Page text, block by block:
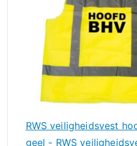
RWS veiligheidsvest
geel - RWS